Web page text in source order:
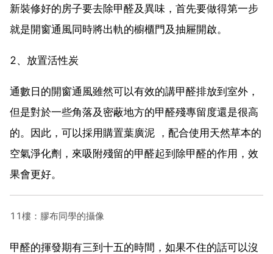
新裝修好的房子要去除甲醛及異味，首先要做得第一步
就是開窗通風同時將出軌的櫥櫃門及抽屜開啟。
2、放置活性炭
通數日的開窗通風雖然可以有效的講甲醛排放到室外，
但是對於一些角落及密蔽地方的甲醛殘專留度還是很高
的。因此，可以採用購置葉廣泥 ，配合使用天然草本的
空氣淨化劑，來吸附殘留的甲醛起到除甲醛的作用，效
果會更好。
11樓：膠布同學的攝像
甲醛的揮發期有三到十五的時間，如果不住的話可以沒